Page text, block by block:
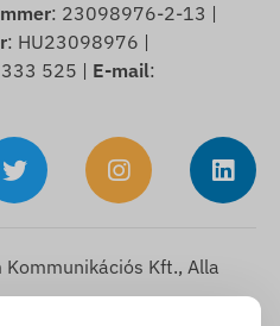
: 23098976-2-13 |
: HU23098976 |
525 | E-mail:
Kft., Alla